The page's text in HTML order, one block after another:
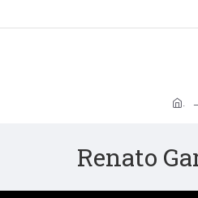
.
Renato